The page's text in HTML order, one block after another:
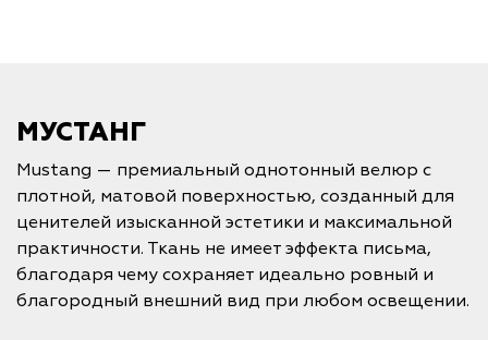
МУСТАНГ
Mustang — премиальный однотонный велюр с
плотной, матовой поверхностью, созданный для
ценителей изысканной эстетики и максимальной
практичности. Ткань не имеет эффекта письма,
благодаря чему сохраняет идеально ровный и
благородный внешний вид при любом освещении.